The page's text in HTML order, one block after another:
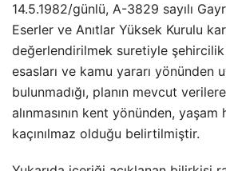
14.5.1982/günlü, A-3829 sayılı
Eserler ve Anıtlar Yüksek Kurulu
değerlendirilmek suretiyle
esasları ve kamu yararı yönünden
bulunmadığı, planın mevcut
alınmasının kent yönünden, yaşam
kaçınılmaz olduğu belirtilmiştir.